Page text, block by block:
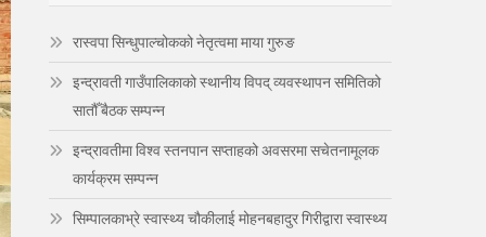
रास्वपा सिन्धुपाल्चोकको नेतृत्वमा माया गुरुङ
इन्द्रावती गाउँपालिकाको स्थानीय विपद् व्यवस्थापन समितिको
सातौँ बैठक सम्पन्न
इन्द्रावतीमा विश्व स्तनपान सप्ताहको अवसरमा सचेतनामूलक
कार्यक्रम सम्पन्न
सिम्पालकाभ्रे स्वास्थ्य चौकीलाई मोहनबहादुर गिरीद्वारा स्वास्थ्य